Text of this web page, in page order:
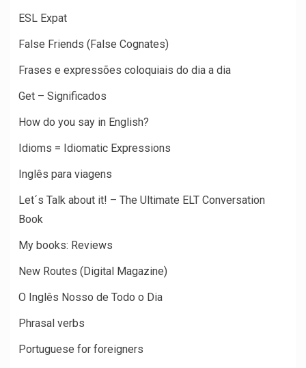
ESL Expat
False Friends (False Cognates)
Frases e expressões coloquiais do dia a dia
Get – Significados
How do you say in English?
Idioms = Idiomatic Expressions
Inglês para viagens
Let´s Talk about it! – The Ultimate ELT Conversation
Book
My books: Reviews
New Routes (Digital Magazine)
O Inglês Nosso de Todo o Dia
Phrasal verbs
Portuguese for foreigners